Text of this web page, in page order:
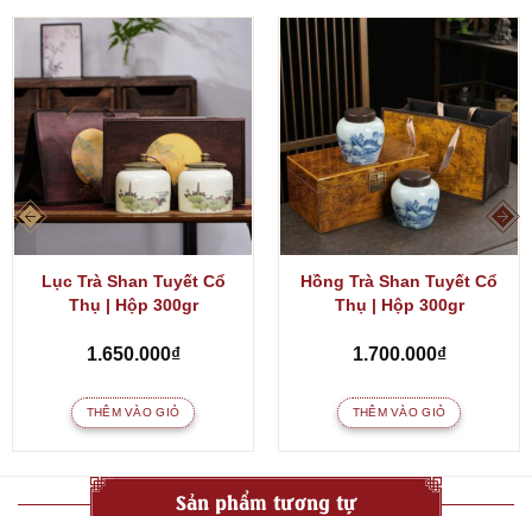
Lục Trà Shan Tuyết Cổ
Thụ | Hộp 300gr
1.650.000₫
THÊM VÀO GIỎ
Hồng Trà Shan Tuyết Cổ
Thụ | Hộp 300gr
1.700.000₫
THÊM VÀO GIỎ
Sản phẩm tương tự